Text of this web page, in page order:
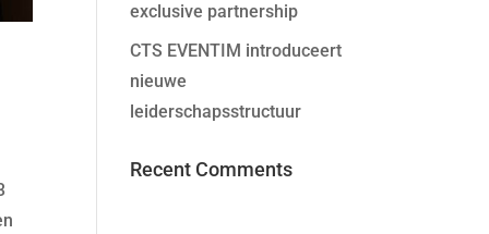
exclusive partnership
CTS EVENTIM introduceert
nieuwe
leiderschapsstructuur
Recent Comments